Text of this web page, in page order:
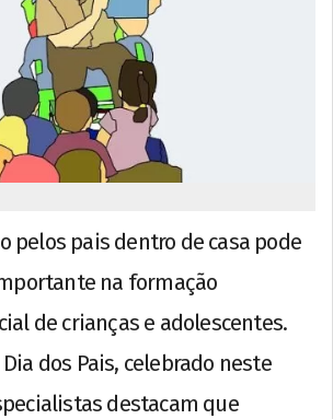
pelos pais dentro de casa pode
na formação
de crianças e adolescentes.
dos Pais, celebrado neste
destacam que